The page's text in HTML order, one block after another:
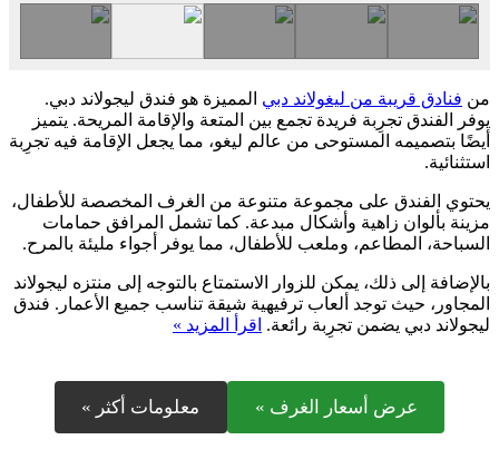
من فنادق قريبة من ليغولاند دبي المميزة هو فندق ليجولاند دبي.
يوفر الفندق تجرِبة فريدة تجمع بين المتعة والإقامة المريحة. يتميز
أيضًا بتصميمه المستوحى من عالم ليغو، مما يجعل الإقامة فيه تجرِبة
استثنائية.
يحتوي الفندق على مجموعة متنوعة من الغرف المخصصة للأطفال،
مزينة بألوان زاهية وأشكال مبدعة. كما تشمل المرافق حمامات
السباحة، المطاعم، وملعب للأطفال، مما يوفر أجواء مليئة بالمرح.
بالإضافة إلى ذلك، يمكن للزوار الاستمتاع بالتوجه إلى منتزه ليجولاند
المجاور، حيث توجد ألعاب ترفيهية شيقة تناسب جميع الأعمار. فندق
ليجولاند دبي يضمن تجرِبة رائعة. اقرأ المزيد »
عرض أسعار الغرف » معلومات أكثر »